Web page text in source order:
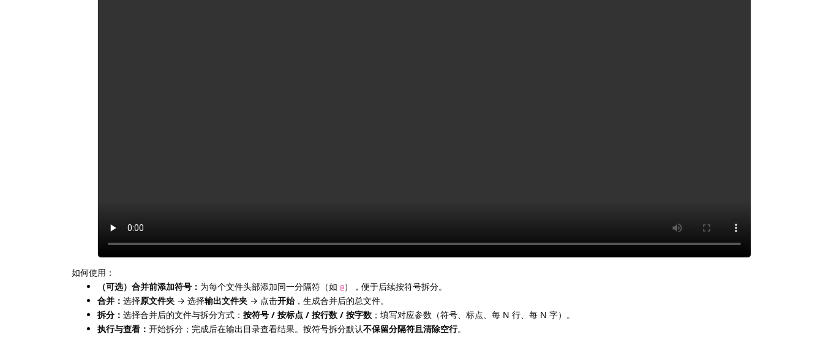
如何使用：
（可选）合并前添加符号： 为每个文件头部添加同一分隔符（如 @），便于后续按符号拆分。
合并： 选择原文件夹 → 选择输出文件夹 → 点击开始，生成合并后的总文件。
拆分： 选择合并后的文件与拆分方式： 按符号 / 按标点 / 按行数 / 按字数 ；填写对应参数（符号、标点、每 N 行、每 N 字）。
执行与查看： 开始拆分；完成后在输出目录查看结果。按符号拆分默认不保留分隔符且清除空行。